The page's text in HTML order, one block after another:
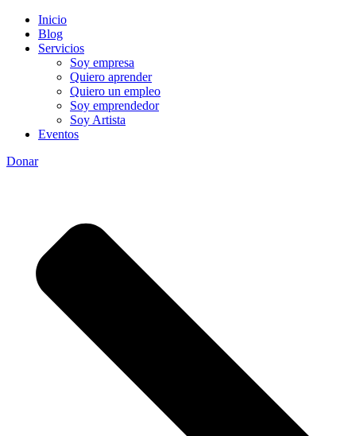
Inicio
Blog
Servicios
Soy empresa
Quiero aprender
Quiero un empleo
Soy emprendedor
Soy Artista
Eventos
Donar